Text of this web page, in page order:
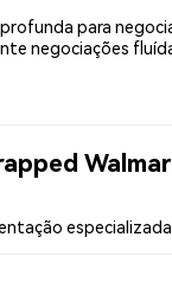
para
negociações